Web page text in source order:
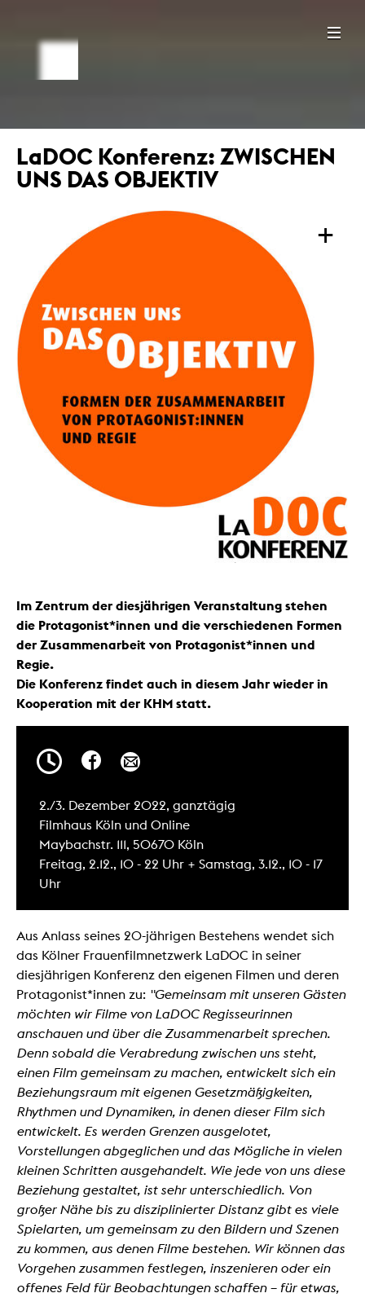
LaDOC Konferenz: ZWISCHEN
UNS DAS OBJEKTIV
+
Im Zentrum der diesjährigen Veranstaltung stehen
die Protagonist*innen und die verschiedenen Formen
der Zusammenarbeit von Protagonist*innen und
Regie.
Die Konferenz findet auch in diesem Jahr wieder in
Kooperation mit der KHM statt.
2./3. Dezember 2022, ganztägig
Filmhaus Köln und Online
Maybachstr. 111, 50670 Köln
Freitag, 2.12., 10 - 22 Uhr + Samstag, 3.12., 10 - 17
Uhr
Aus Anlass seines 20-jährigen Bestehens wendet sich
das Kölner Frauenfilmnetzwerk LaDOC in seiner
diesjährigen Konferenz den eigenen Filmen und deren
Protagonist*innen zu: "Gemeinsam mit unseren Gästen
möchten wir Filme von LaDOC Regisseurinnen
anschauen und über die Zusammenarbeit sprechen.
Denn sobald die Verabredung zwischen uns steht,
einen Film gemeinsam zu machen, entwickelt sich ein
Beziehungsraum mit eigenen Gesetzmäßigkeiten,
Rhythmen und Dynamiken, in denen dieser Film sich
entwickelt. Es werden Grenzen ausgelotet,
Vorstellungen abgeglichen und das Mögliche in vielen
kleinen Schritten ausgehandelt. Wie jede von uns diese
Beziehung gestaltet, ist sehr unterschiedlich. Von
großer Nähe bis zu disziplinierter Distanz gibt es viele
Spielarten, um gemeinsam zu den Bildern und Szenen
zu kommen, aus denen Filme bestehen. Wir können das
Vorgehen zusammen festlegen, inszenieren oder ein
offenes Feld für Beobachtungen schaffen – für etwas,